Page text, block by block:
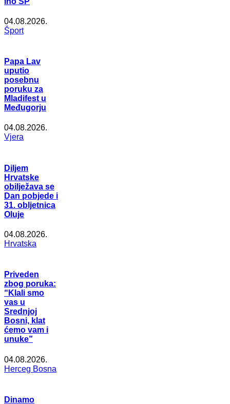
04.08.2026.
Šport
Papa Lav
uputio
posebnu
poruku za
Mladifest u
Međugorju
04.08.2026.
Vjera
Diljem
Hrvatske
obilježava se
Dan pobjede i
31. obljetnica
Oluje
04.08.2026.
Hrvatska
Priveden
zbog poruka:
“Klali smo
vas u
Srednjoj
Bosni, klat
ćemo vam i
unuke”
04.08.2026.
Herceg Bosna
Dinamo